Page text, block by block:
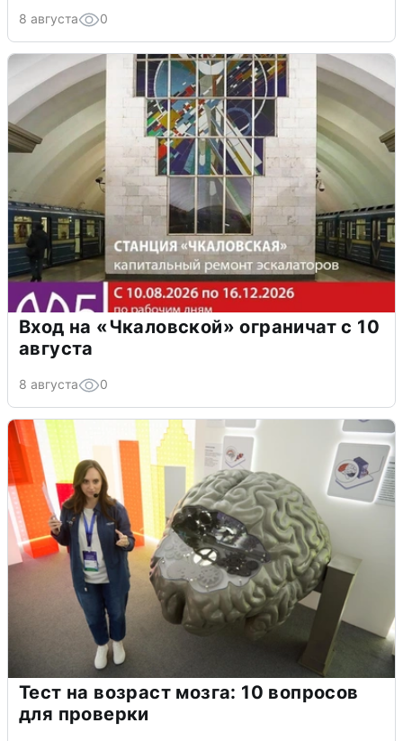
8 августа 0
Вход на «Чкаловской» ограничат с 10
августа
8 августа 0
Тест на возраст мозга: 10 вопросов
для проверки